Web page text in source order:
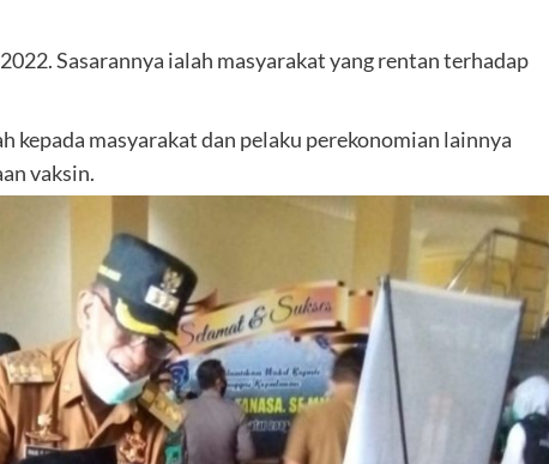
Sasarannya ialah masyarakat yang rentan terhadap
kepada masyarakat dan pelaku perekonomian lainnya
vaksin.